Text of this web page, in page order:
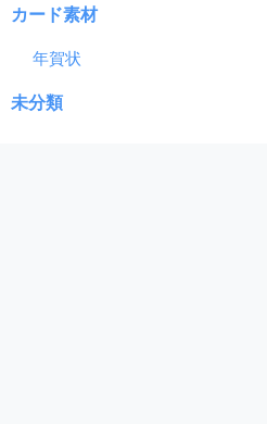
カード素材
年賀状
未分類